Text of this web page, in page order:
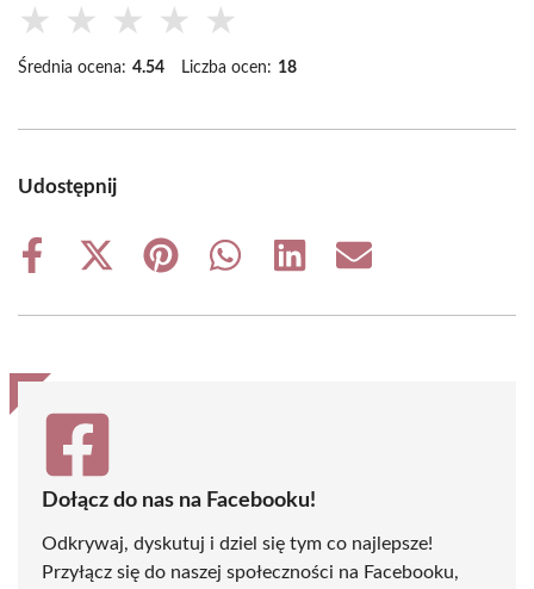
★ ★ ★ ★ ★
Średnia ocena: 4.54 Liczba ocen: 18
Udostępnij
Share
Share
(Twitter)
Share
Share
Share
Share
Dołącz do nas na Facebooku!
Odkrywaj, dyskutuj i dziel się tym co najlepsze!
Przyłącz się do naszej społeczności na Facebooku,